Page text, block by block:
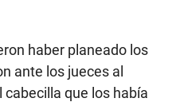
haber planeado los
ante los jueces al
cabecilla que los había